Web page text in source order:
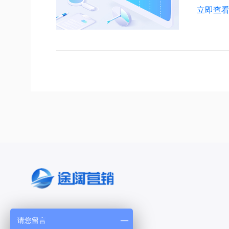
立即查看
产品与服务
请您留言